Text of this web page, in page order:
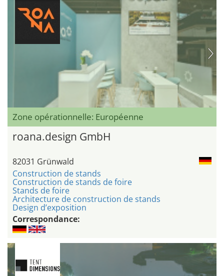
Zone opérationnelle: Européenne
roana.design GmbH
82031 Grünwald
Construction de stands
Construction de stands de foire
Stands de foire
Architecture de construction de stands
Design d’exposition
Correspondance: